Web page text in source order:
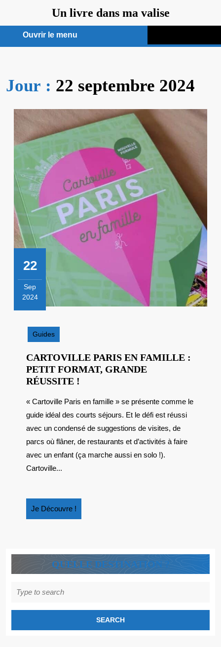
contenu
Un livre dans ma valise
Ouvrir le menu
menu
Jour : 22 septembre 2024
22
Sep
2024
2024
Guides
CARTOVILLE PARIS EN FAMILLE :
PETIT FORMAT, GRANDE
RÉUSSITE !
EN
FAMILLE
:
PETIT
FORMAT,
« Cartoville Paris en famille » se présente comme le
guide idéal des courts séjours. Et le défi est réussi
avec un condensé de suggestions de visites, de
parcs où flâner, de restaurants et d’activités à faire
avec un enfant (ça marche aussi en solo !).
Cartoville...
Je Découvre !
Découvre
QUELLE DESTINATION ?
for: